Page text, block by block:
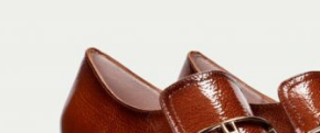
Lazarevac, Šabac, Valjevo
Jesen/zima 2024/25